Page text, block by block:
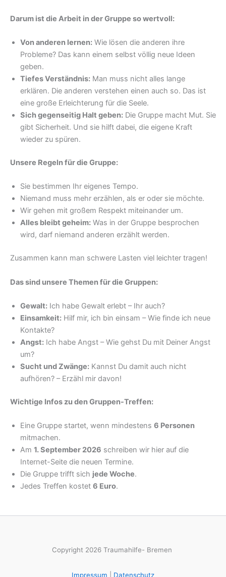
Darum ist die Arbeit in der Gruppe so wertvoll:
Von anderen lernen: Wie lösen die anderen ihre
Probleme? Das kann einem selbst völlig neue Ideen
geben.
Tiefes Verständnis: Man muss nicht alles lange
erklären. Die anderen verstehen einen auch so. Das ist
eine große Erleichterung für die Seele.
Sich gegenseitig Halt geben: Die Gruppe macht Mut. Sie
gibt Sicherheit. Und sie hilft dabei, die eigene Kraft
wieder zu spüren.
Unsere Regeln für die Gruppe:
Sie bestimmen Ihr eigenes Tempo.
Niemand muss mehr erzählen, als er oder sie möchte.
Wir gehen mit großem Respekt miteinander um.
Alles bleibt geheim: Was in der Gruppe besprochen
wird, darf niemand anderen erzählt werden.
Zusammen kann man schwere Lasten viel leichter tragen!
Das sind unsere Themen für die Gruppen:
Gewalt: Ich habe Gewalt erlebt – Ihr auch?
Einsamkeit: Hilf mir, ich bin einsam – Wie finde ich neue
Kontakte?
Angst: Ich habe Angst – Wie gehst Du mit Deiner Angst
um?
Sucht und Zwänge: Kannst Du damit auch nicht
aufhören? – Erzähl mir davon!
Wichtige Infos zu den Gruppen-Treffen:
Eine Gruppe startet, wenn mindestens 6 Personen
mitmachen.
Am 1. September 2026 schreiben wir hier auf die
Internet-Seite die neuen Termine.
Die Gruppe trifft sich jede Woche.
Jedes Treffen kostet 6 Euro.
Copyright 2026 Traumahilfe- Bremen
Impressum Datenschutz